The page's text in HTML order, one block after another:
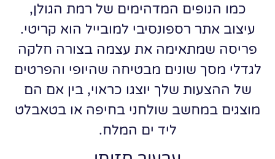
כמו הנופים המדהימים של רמת הגולן,
עיצוב אתר רספונסיבי למובייל הוא קריטי.
פריסה שמתאימה את עצמה בצורה חלקה
לגדלי מסך שונים מבטיחה שהיופי והפרטים
של ההצעות שלך יוצגו כראוי, בין אם הם
מוצגים במחשב שולחני בחיפה או בטאבלט
ליד ים המלח.